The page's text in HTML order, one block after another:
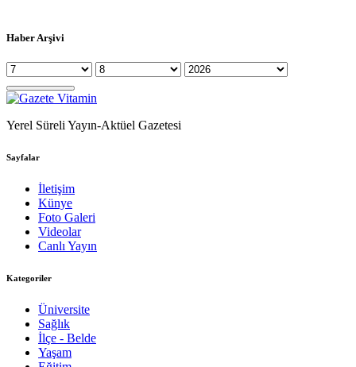
Haber Arşivi
Yerel Süreli Yayın-Aktüel Gazetesi
Sayfalar
İletişim
Künye
Foto Galeri
Videolar
Canlı Yayın
Kategoriler
Üniversite
Sağlık
İlçe - Belde
Yaşam